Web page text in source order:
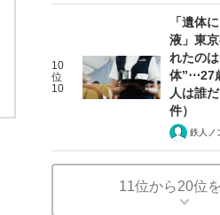
10
位
10
「遺体
液」東
れたの
体”⋯27
人は誰
件）
鉄人ノ
11位から20位